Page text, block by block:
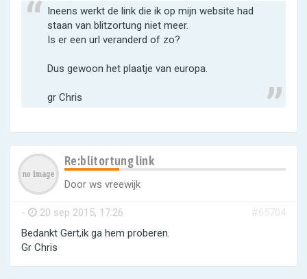
Ineens werkt de link die ik op mijn website had
staan van blitzortung niet meer.
Is er een url veranderd of zo?
Dus gewoon het plaatje van europa.
gr Chris
Re:blitortung link
Door ws vreewijk
- 20 sep 2015, 17:26
#65704
Bedankt Gert,ik ga hem proberen.
Gr Chris